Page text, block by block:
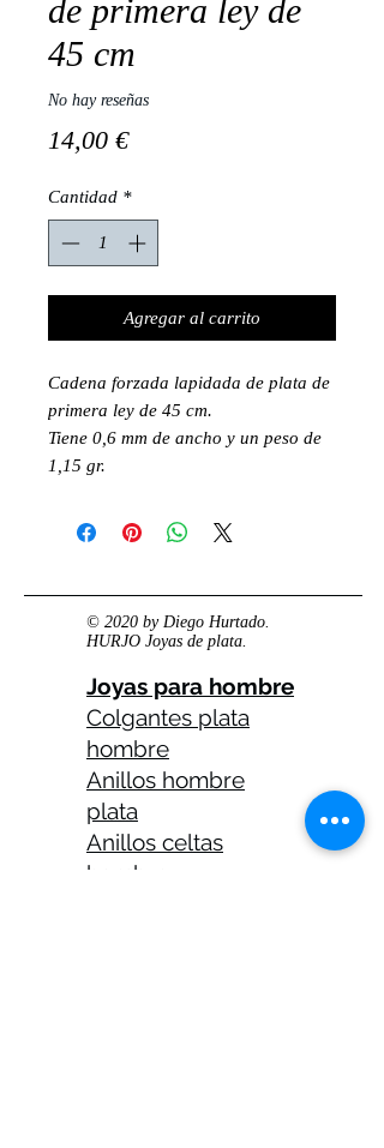
de primera ley de
45 cm
No hay reseñas
14,00 €Precio
Cantidad *
Agregar al carrito
Cadena forzada lapidada de plata de
primera ley de 45 cm.
Tiene 0,6 mm de ancho y un peso de
1,15 gr.
© 2020 by Diego Hurtado.
HURJO Joyas de plata.
Joyas para hombre
Colgantes plata
hombre
Anillos hombre
plata
Anillos celtas
hombre